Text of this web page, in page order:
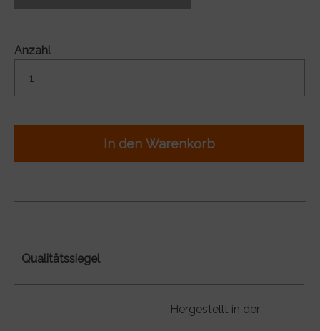
Anzahl
In den Warenkorb
Qualitätssiegel
Hergestellt in der